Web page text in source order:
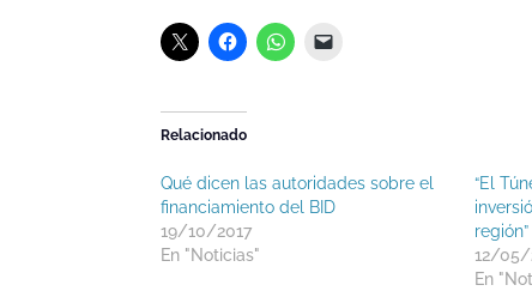
Relacionado
Qué dicen las autoridades sobre el
financiamiento del BID
19/10/2017
En "Noticias"
“El
región”
12/05/
En